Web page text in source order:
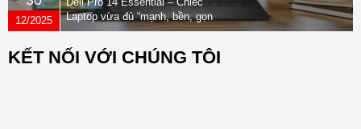
12/2025
Laptop vừa đủ “mạnh, bền, gọn
nhẹ” dành cho dân văn phòng
KẾT NỐI VỚI CHÚNG TÔI